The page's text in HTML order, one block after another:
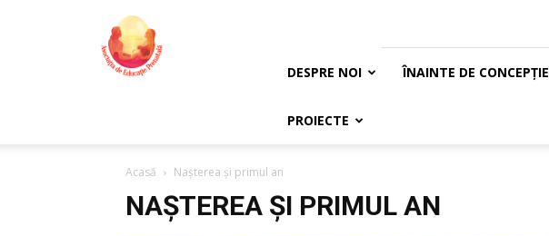
DESPRE NOI ÎNAINTE DE CONCEPȚIE
PROIECTE
Acasă Nașterea și primul an
NAȘTEREA ȘI PRIMUL AN